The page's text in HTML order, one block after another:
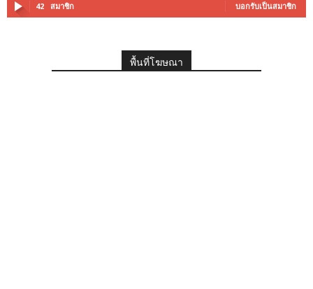
42 สมาชิก บอกรับเป็นสมาชิก
พื้นที่โฆษณา